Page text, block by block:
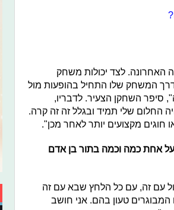
האחרונה. לצד יכולות משחק
המשחק שלו התחיל בהופעות מול
סיפר השחקן הצעיר. לדבריו,
החלום שלי תמיד ובגלל זה זה קרה.
חוגים מקצועים יותר לאחר מכן".
אחת כמה וכמה בתור בן אדם
עם זה, עם כל הלחץ שבא עם זה
טעון בהם. אני חושב